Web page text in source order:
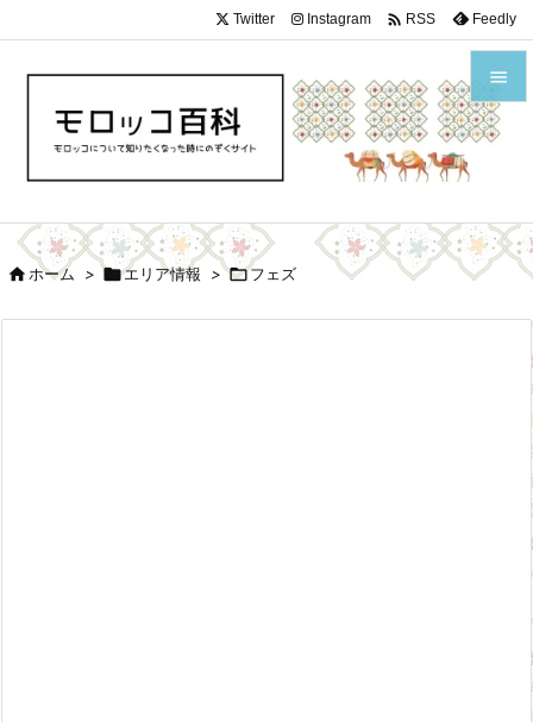



前へ
Twitter Instagram  RSS Feedly
ホーム > エリア情報 > フェズ